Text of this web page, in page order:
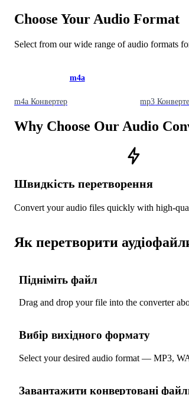
Choose Your Audio Format
Select from our wide range of audio formats
m4a
m4a Конвертер mp3
Why Choose Our Audio
Швидкість перетворення
Convert your audio files quickly with high-
Як перетворити
Підніміть файл
Drag and drop your file into the converter
Вибір вихідного формату
Select your desired audio format — MP3,
Завантажити конвертовані